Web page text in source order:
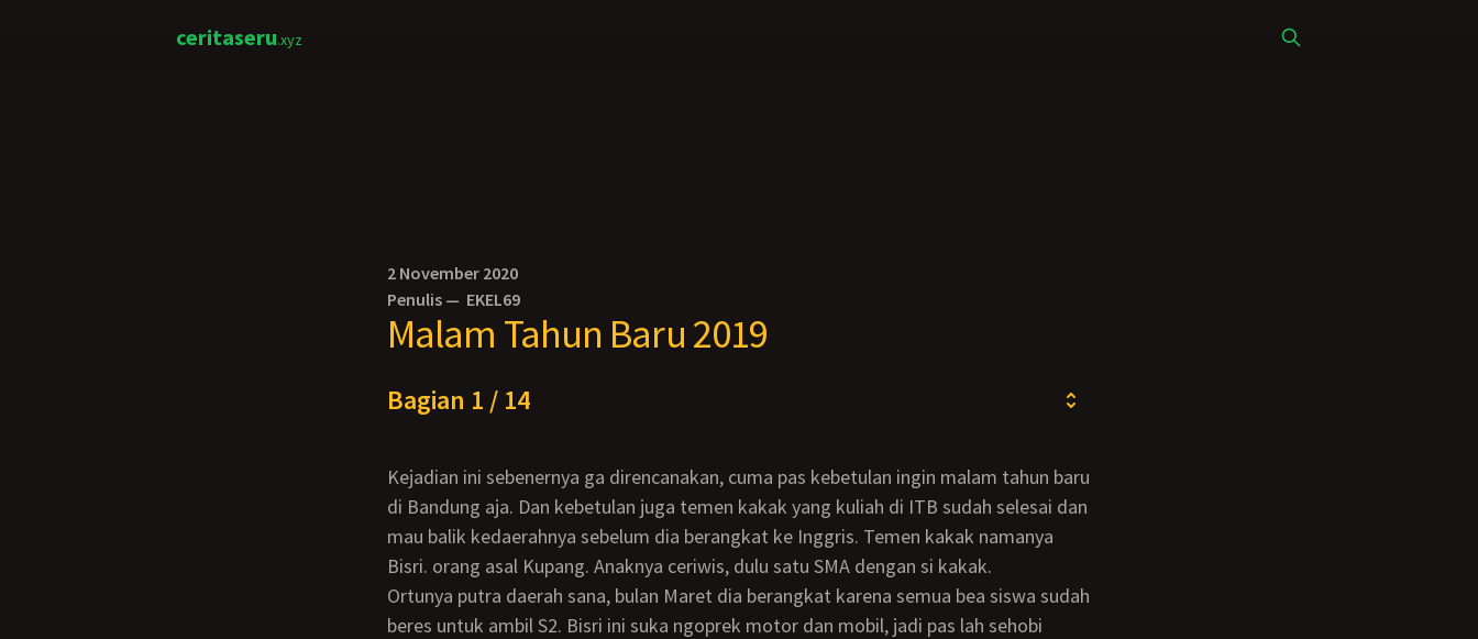
ceritaseru.xyz
2 November 2020
Penulis — EKEL69
Malam Tahun Baru 2019
Bagian 1 / 14
Kejadian ini sebenernya ga direncanakan, cuma pas kebetulan ingin malam tahun baru
di Bandung aja. Dan kebetulan juga temen kakak yang kuliah di ITB sudah selesai dan
mau balik kedaerahnya sebelum dia berangkat ke Inggris. Temen kakak namanya
Bisri. orang asal Kupang. Anaknya ceriwis, dulu satu SMA dengan si kakak.
Ortunya putra daerah sana, bulan Maret dia berangkat karena semua bea siswa sudah
beres untuk ambil S2. Bisri ini suka ngoprek motor dan mobil, jadi pas lah sehobi